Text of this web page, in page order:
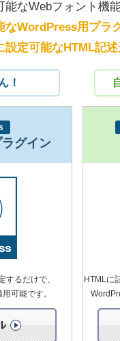
能なWebフォント機
なWordPress用プラ
設定可能なHTML記
！
グイン
するだけで、
可能です。
HTMLに